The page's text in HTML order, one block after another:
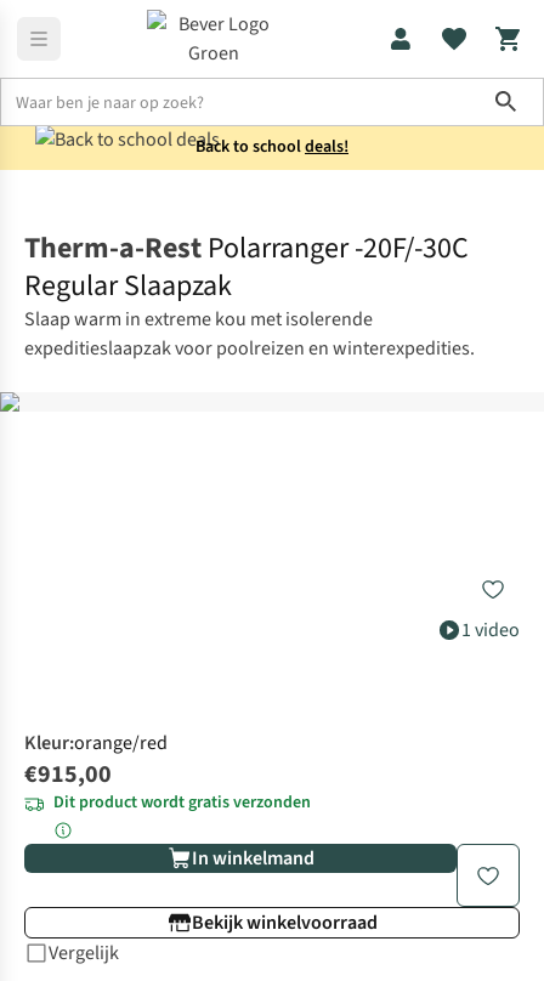
Back to schooldeals!
1 video
Therm-a-Rest Polarranger -20F/-30C
Regular Slaapzak
Slaap warm in extreme kou met isolerende
expeditieslaapzak voor poolreizen en winterexpedities.
Kleur:orange/red
€915,00
Dit product wordt gratis verzonden
In winkelmand
Bekijk winkelvoorraad
Vergelijk